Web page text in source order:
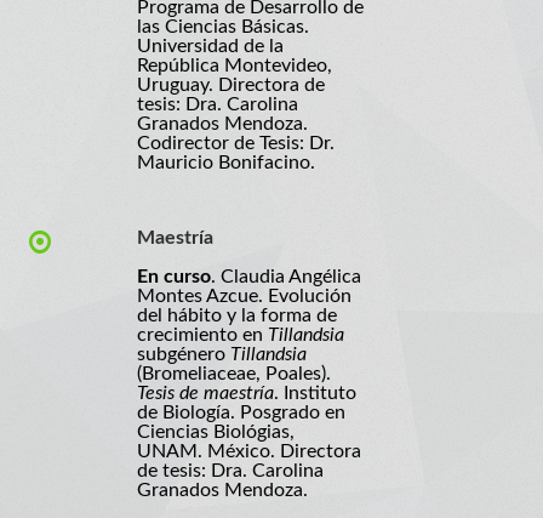
Programa de Desarrollo de
las Ciencias Básicas.
Universidad de la
República Montevideo,
Uruguay. Directora de
tesis: Dra. Carolina
Granados Mendoza.
Codirector de Tesis: Dr.
Mauricio Bonifacino.
Maestría
En curso. Claudia Angélica
Montes Azcue. Evolución
del hábito y la forma de
crecimiento en Tillandsia
subgénero Tillandsia
(Bromeliaceae, Poales).
Tesis de maestría. Instituto
de Biología. Posgrado en
Ciencias Biológias,
UNAM. México. Directora
de tesis: Dra. Carolina
Granados Mendoza.